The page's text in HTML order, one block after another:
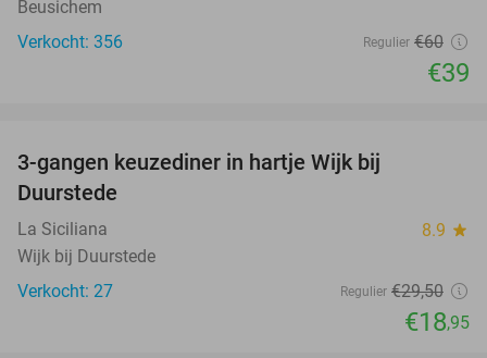
Beusichem
Verkocht: 356
Regulier €60
€39
3-gangen keuzediner in hartje Wijk bij
Duurstede
La Siciliana 8.9 star
Wijk bij Duurstede
Verkocht: 27
Regulier €29,50
€18,95